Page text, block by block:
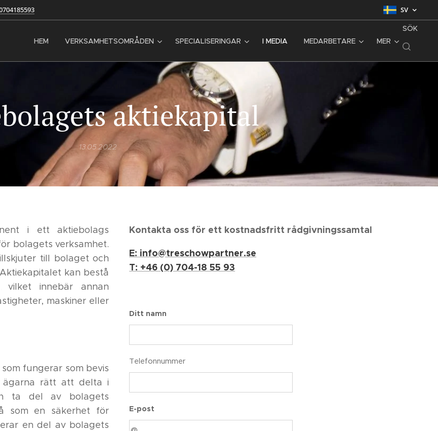
SV
HEM VERKSAMHETSOMRÅDEN SPECIALISERINGAR I MEDIA MEDARBETARE MER
SÖK
aktiekapital
13.05.2022
i ett aktiebolags
bolagets verksamhet.
till bolaget och
kan bestå
vilket innebär annan
maskiner eller
fungerar som bevis
ägarna rätt att delta i
ta del av bolagets
som en säkerhet för
en del av bolagets
Kontakta oss för ett kostnadsfritt rådgivningssamtal
E: info@treschowpartner.se
T: +46 (0) 704-18 55 93
Ditt namn
Telefonnummer
E-post